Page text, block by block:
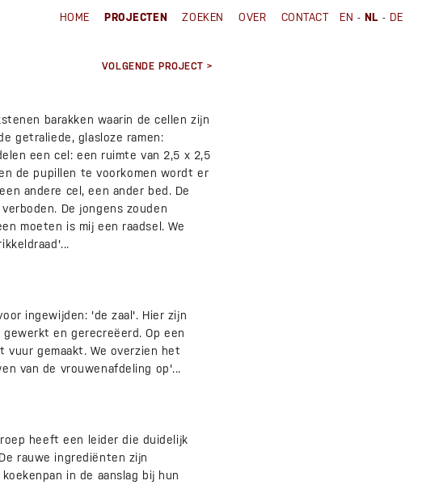
HOME PROJECTEN ZOEKEN OVER CONTACT EN - NL - DE
VOLGENDE PROJECT >
barakken waarin de cellen zijn
getraliede, glasloze ramen:
een cel: een ruimte van 2,5 x 2,5
de pupillen te voorkomen wordt er
andere cel, een ander bed. De
De jongens zouden
moeten is mij een raadsel. We
ingewijden: 'de zaal'. Hier zijn
en gerecreëerd. Op een
gemaakt. We overzien het
van de vrouwenafdeling op'...
heeft een leider die duidelijk
rauwe ingrediënten zijn
in de aanslag bij hun